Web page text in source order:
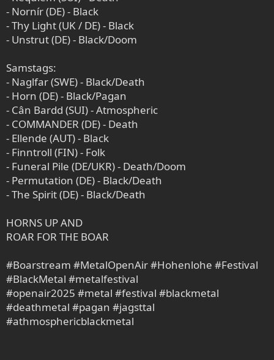
- Nornír (DE) - Black
- Thy Light (UK / DE) - Black
- Unstrut (DE) - Black/Doom
Samstags:
- Naglfar (SWE) - Black/Death
- Horn (DE) - Black/Pagan
- Cân Bardd (SUI) - Atmospheric
- COMMANDER (DE) - Death
- Ellende (AUT) - Black
- Finntroll (FIN) - Folk
- Funeral Pile (DE/UKR) - Death/Doom
- Permutation (DE) - Black/Death
- The Spirit (DE) - Black/Death
HORNS UP AND
ROAR FOR THE BOAR
#Boarstream #MetalOpenAir #Hohenlohe #Festival
#BlackMetal #metalfestival
#openair2025 #metal #festival #blackmetal
#deathmetal #pagan #jagsttal
#athmosphericblackmetal